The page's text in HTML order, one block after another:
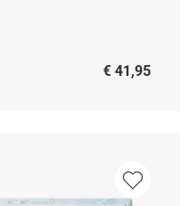
€ 41,95